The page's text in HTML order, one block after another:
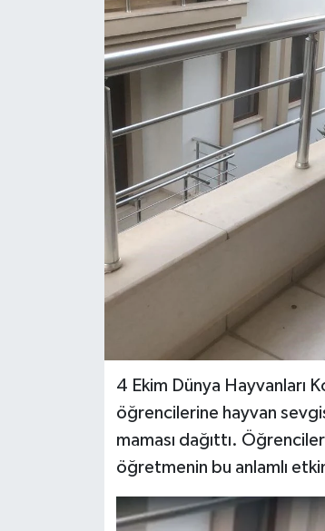
4 Ekim Dünya Hayvanları
öğrencilerine hayvan
maması dağıttı.
öğretmenin bu anlamlı
Kültür & Sanat
Magazin
Resmi İlan
Sağlık & Yaşam